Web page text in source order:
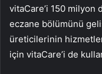
vitaCare’i 150 milyon
eczane bölümünü
üreticilerinin
için vitaCare’i de